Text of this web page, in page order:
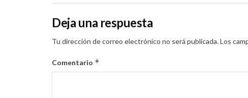
Deja una respuesta
Tu dirección de correo electrónico no será publicada.Los
Comentario *